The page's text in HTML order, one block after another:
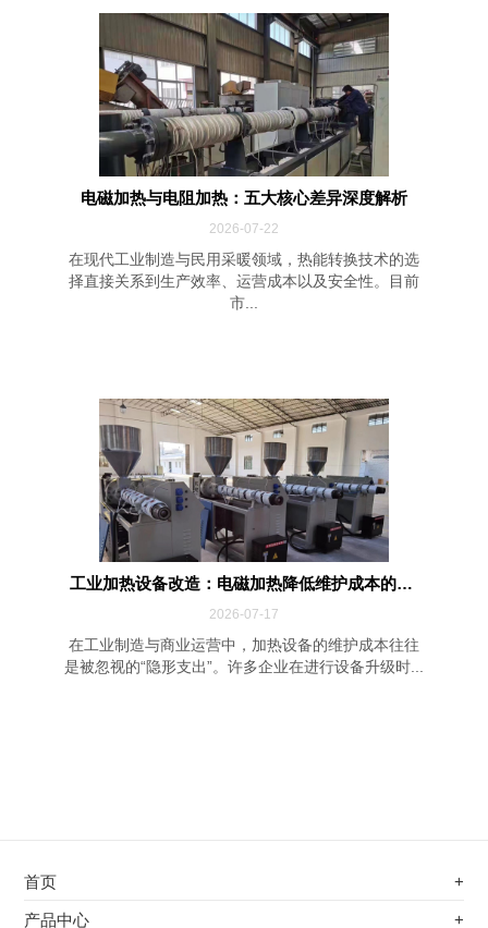
电磁加热与电阻加热：五大核心差异深度解析
2026-07-22
在现代工业制造与民用采暖领域，热能转换技术的选
择直接关系到生产效率、运营成本以及安全性。目前
市...
工业加热设备改造：电磁加热降低维护成本的四...
2026-07-17
在工业制造与商业运营中，加热设备的维护成本往往
是被忽视的“隐形支出”。许多企业在进行设备升级时...
首页 +
不锈钢专用电磁加热器
产品中心 +